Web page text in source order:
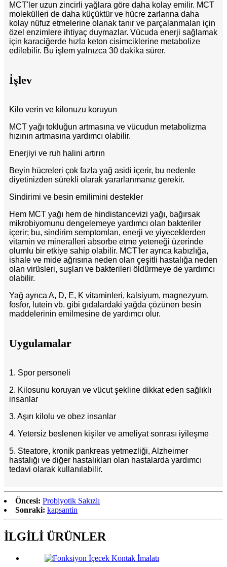
MCT'ler uzun zincirli yağlara göre daha kolay emilir. MCT
molekülleri de daha küçüktür ve hücre zarlarına daha
kolay nüfuz etmelerine olanak tanır ve parçalanmaları için
özel enzimlere ihtiyaç duymazlar. Vücuda enerji sağlamak
için karaciğerde hızla keton cisimciklerine metabolize
edilebilir. Bu işlem yalnızca 30 dakika sürer.
İşlev
Kilo verin ve kilonuzu koruyun
MCT yağı tokluğun artmasına ve vücudun metabolizma
hızının artmasına yardımcı olabilir.
Enerjiyi ve ruh halini artırın
Beyin hücreleri çok fazla yağ asidi içerir, bu nedenle
diyetinizden sürekli olarak yararlanmanız gerekir.
Sindirimi ve besin emilimini destekler
Hem MCT yağı hem de hindistancevizi yağı, bağırsak
mikrobiyomunu dengelemeye yardımcı olan bakteriler
içerir; bu, sindirim semptomları, enerji ve yiyeceklerden
vitamin ve mineralleri absorbe etme yeteneği üzerinde
olumlu bir etkiye sahip olabilir. MCT'ler ayrıca kabızlığa,
ishale ve mide ağrısına neden olan çeşitli hastalığa neden
olan virüsleri, suşları ve bakterileri öldürmeye de yardımcı
olabilir.
Yağ ayrıca A, D, E, K vitaminleri, kalsiyum, magnezyum,
fosfor, lutein vb. gibi gıdalardaki yağda çözünen besin
maddelerinin emilmesine de yardımcı olur.
Uygulamalar
1. Spor personeli
2. Kilosunu koruyan ve vücut şekline dikkat eden sağlıklı
insanlar
3. Aşırı kilolu ve obez insanlar
4. Yetersiz beslenen kişiler ve ameliyat sonrası iyileşme
5. Steatore, kronik pankreas yetmezliği, Alzheimer
hastalığı ve diğer hastalıkları olan hastalarda yardımcı
tedavi olarak kullanılabilir.
Öncesi: Probiyotik Sakızlı
Sonraki: kapsantin
İLGİLİ ÜRÜNLER